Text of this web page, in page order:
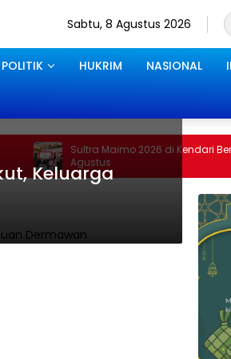
Sabtu, 8 Agustus 2026
POLITIK HUKRIM NASIONAL
Maimo 2026 di Kendari Berakhir 9
Keluarga